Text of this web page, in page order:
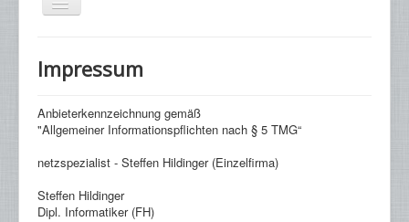
Fachgebiete
Impressum
Blog
Kundenservice
Datenschutz
Impressum
Anbieterkennzeichnung gemäß
"Allgemeiner Informationspflichten nach § 5 TMG“
netzspezialist - Steffen Hildinger (Einzelfirma)
Steffen Hildinger
Dipl. Informatiker (FH)